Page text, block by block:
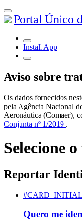
Portal Único
Install App
Aviso sobre
Os dados fornecidos
pela Agência Nacional
Aeronáutica (Comaer),
Conjunta nº 1/2019 .
Selecione
Reportar
Quero me